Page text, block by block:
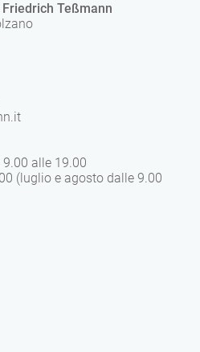
Teßmann
alle 19.00
(luglio e agosto dalle 9.00